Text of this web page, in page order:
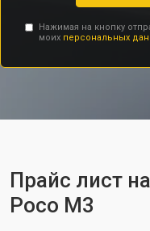
Нажимая на кнопку
моих персональных
Прайс лист
Poco M3